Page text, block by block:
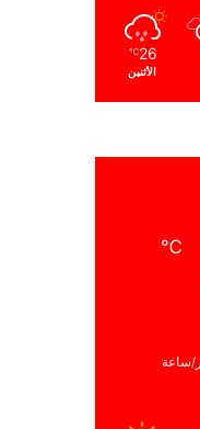
26
℃
الأثنين
℃